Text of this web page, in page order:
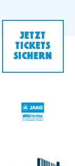
JETZT
TICKETS
SICHERN